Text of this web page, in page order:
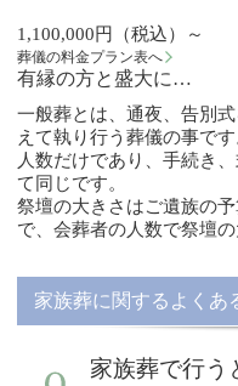
1,100,000円（税込）～
葬儀の料金プラン表へ
有縁の方と盛大に…
一般葬とは、通夜、告別
えて執り行う葬儀の事で
人数だけであり、手続き
て同じです。
祭壇の大きさはご遺族の
で、会葬者の人数で祭壇
家族葬に関するよくあ
家族葬で行う